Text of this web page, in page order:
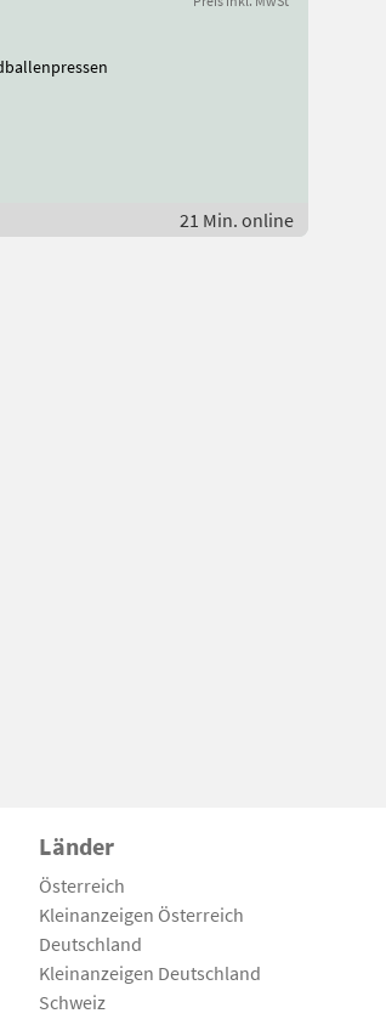
21 Min. online
Länder
Österreich
Kleinanzeigen Österreich
Deutschland
Kleinanzeigen Deutschland
Schweiz